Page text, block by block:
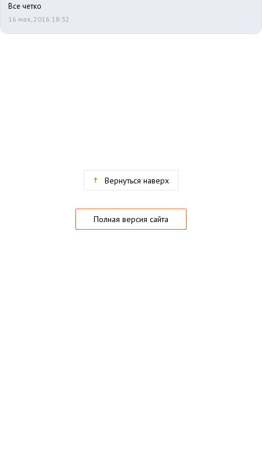
Все четко
16 мая, 2016 18:32
Вернуться наверх
Полная версия сайта